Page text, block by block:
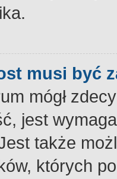
musi być
mógł
jest
także
których